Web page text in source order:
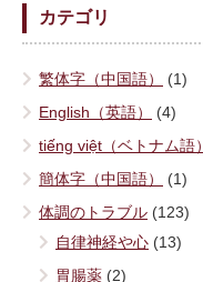
カテゴリ
繁体字（中国語）
(1)
English（英語）
(4)
tiếng việt（ベトナム語）
簡体字（中国語）
(1)
体調のトラブル (123)
自律神経や心 (13)
胃腸薬 (2)